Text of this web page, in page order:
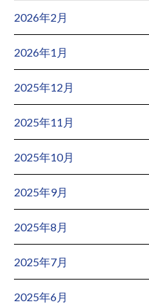
2026年2月
2026年1月
2025年12月
2025年11月
2025年10月
2025年9月
2025年8月
2025年7月
2025年6月